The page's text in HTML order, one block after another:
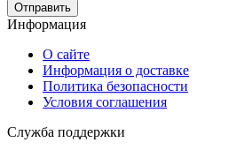
Отправить
Информация
О сайте
Информация о доставке
Политика безопасности
Условия соглашения
Служба поддержки